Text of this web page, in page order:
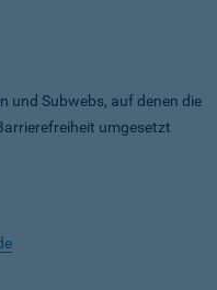
und Subwebs, auf denen die
umgesetzt